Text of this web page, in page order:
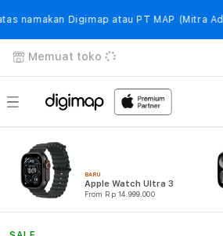
ke
Digimap atau PT MAP (Mitra Adi
Memuat toko
BARU
Apple Watch Ultra 3
From Rp 14.999.000